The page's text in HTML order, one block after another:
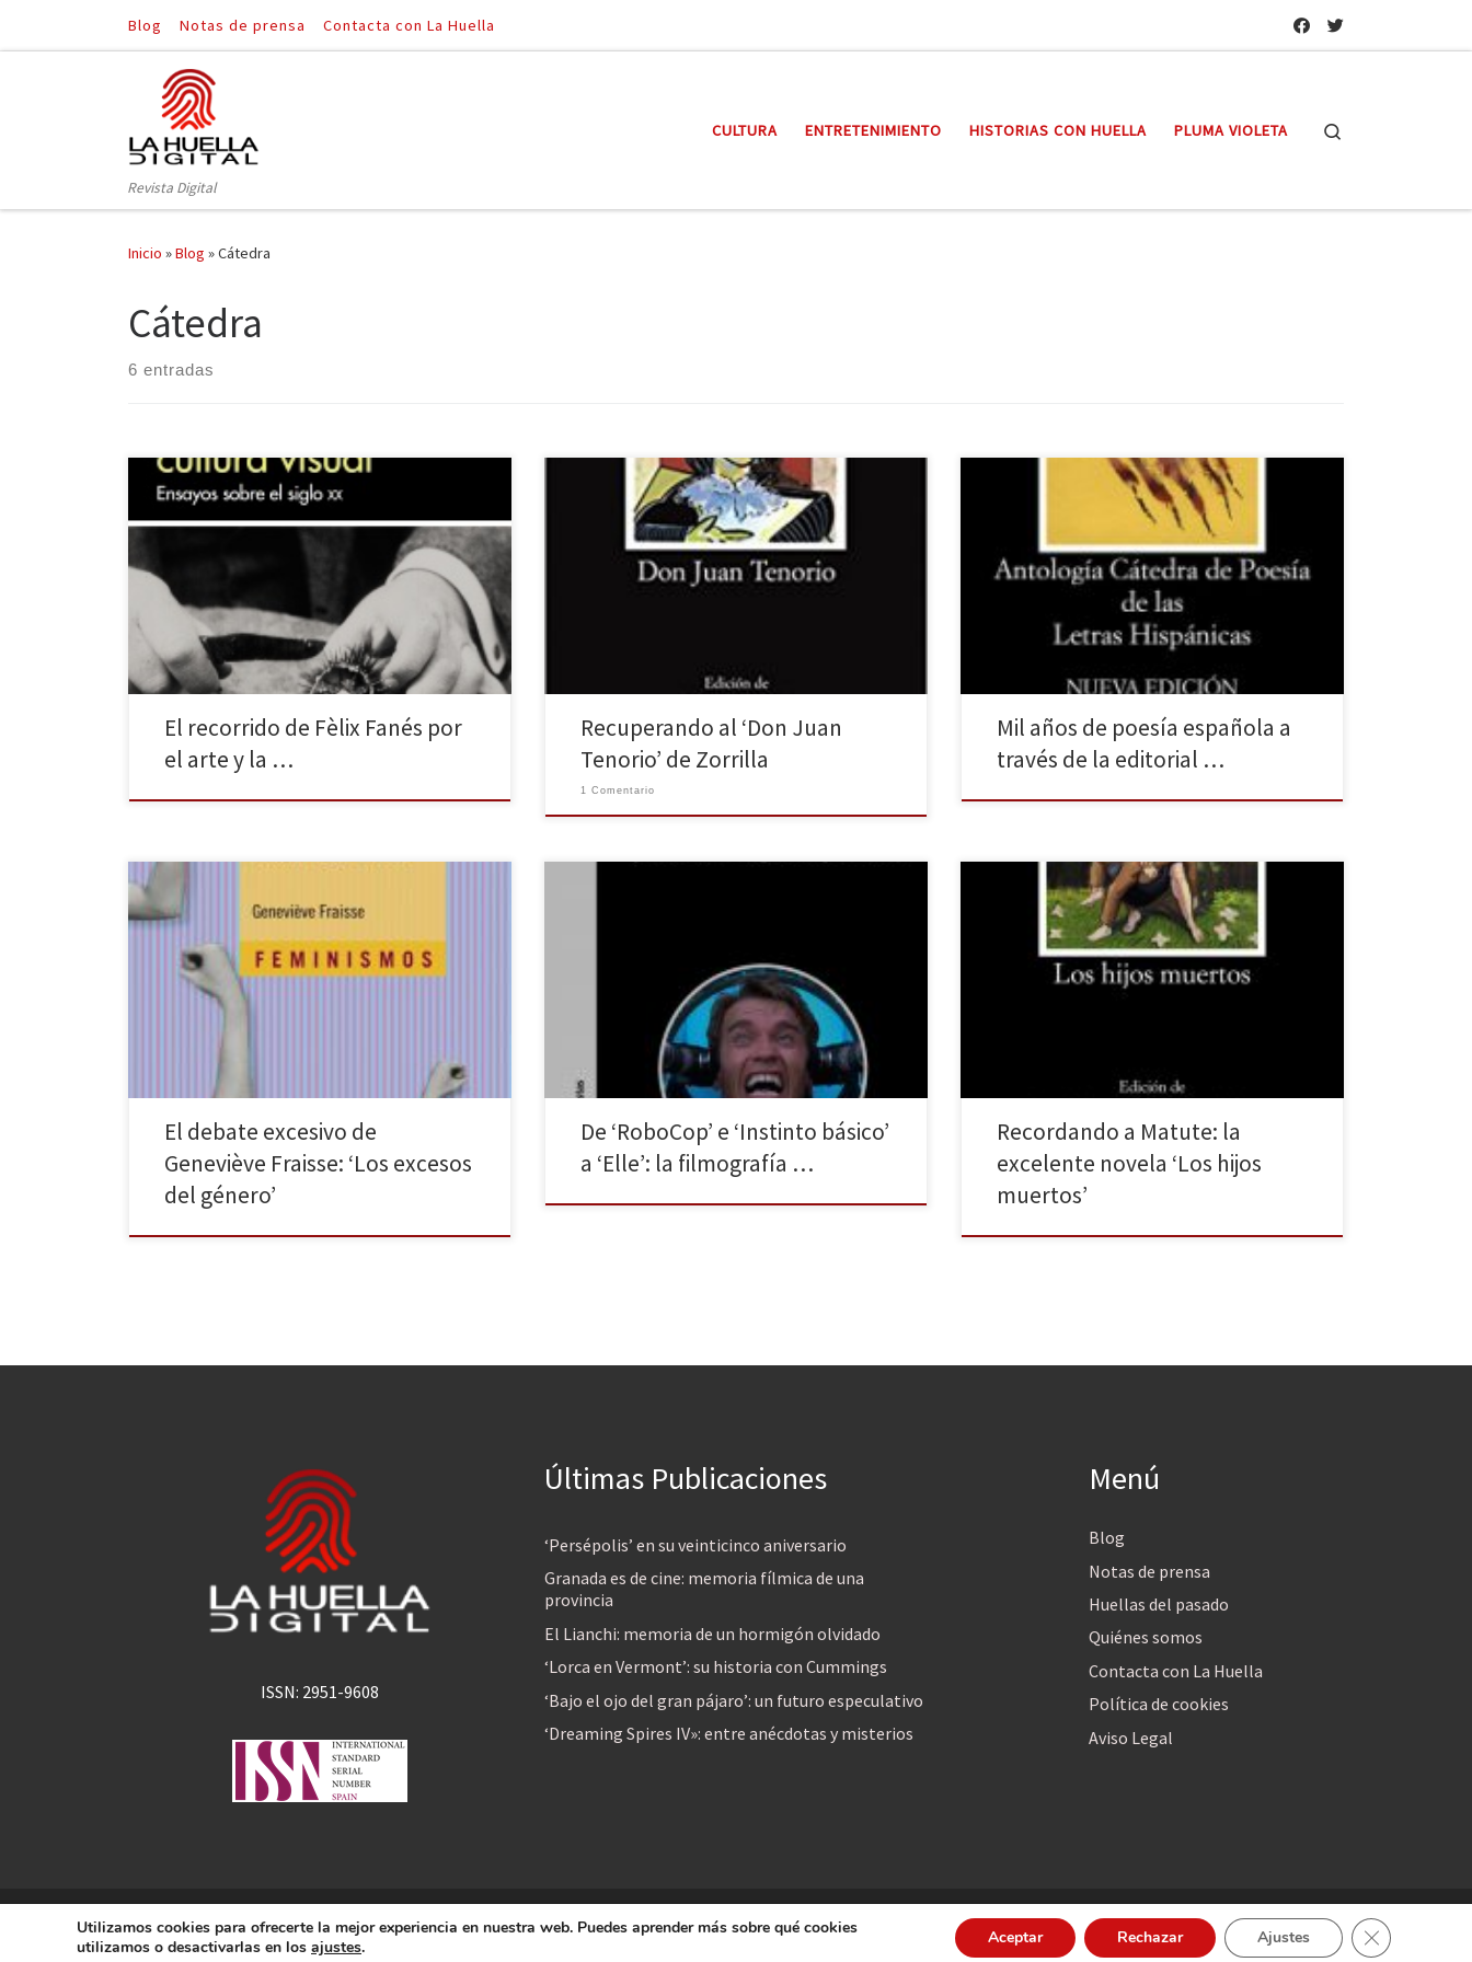
Saltar al contenido
Blog Notas de prensa Contacta con La Huella
Revista Digital
CULTURA ENTRETENIMIENTO HISTORIAS CON HUELLA PLUMA VIOLETA
Inicio »Blog »Cátedra
Cátedra
6 entradas
El siglo XXI se está convirtiendo en el momento
histórico de la cultura audiovisual por antonomasia. Se
nos bombardea constantemente con elementos
ópticos, convirtiéndonos en “adictos” a la imagen (ya
sea estática o en movimiento) y en fieles
consumidores de ella. No obstante, no se ha
inventado todo en los […]
El recorrido de Fèlix Fanés por
el arte y la …
En un ambiente de misterio lleno de elementos
fantasmagóricos y macabros, José Zorrilla, el famoso
escritor romántico, presenta la magnífica historia de
Don Juan Tenorio. Don Juan Tenorio es la mejor
creación teatral romántica del s. XIX, cuyo argumento
Recuperando al ‘Don Juan
Tenorio’ de Zorrilla
1 Comentario
En 1973 se publicó el primer título de la colección
«Letras Hispánicas» de la editorial Cátedra. Sus
característicos volúmenes negros, con los que han
estudiado ya varias generaciones, están presentes en
todas las bibliotecas escolares y universitarias. La gran
cantidad de títulos publicados, casi ochocientos, ha
conformado, como dice la […]
Mil años de poesía española a
través de la editorial …
Cátedra edita Los excesos del género. Concepto,
imagen, desnudez, la tercera obra de Geneviève
Fraisse en la colección Feminismos, donde ya se
habían publicado dos títulos de la autora: Los Dos
gobiernos: la familia y la ciudad y Musa de la razón.
Tras décadas trabajando en el campo de los […]
El debate excesivo de
Geneviève Fraisse: ‘Los excesos
del género’
como protagonista. Se trata de un thriller psicológico
que es, hasta el momento, la última película de un
director con una larga trayectoria desde que, hace 45
años, rodara Delicias holandesas (1971). Éxitos […]
De ‘RoboCop’ e ‘Instinto básico’
a ‘Elle’: la filmografía …
Ana María Matute trama en Los hijos muertos,
publicada en Cátedra, la que probablemente sea su
obra más compleja y monumental. A través de sus dos
protagonistas, Daniel Corvo y Miguel Fernández, y de
Recordando a Matute: la
excelente novela ‘Los hijos
muertos’
ISSN: 2951-9608
Últimas Publicaciones
‘Persépolis’ en su veinticinco aniversario
Granada es de cine: memoria fílmica de una
provincia
El Lianchi: memoria de un hormigón olvidado
‘Lorca en Vermont’: su historia con Cummings
‘Bajo el ojo del gran pájaro’: un futuro especulativo
‘Dreaming Spires IV»: entre anécdotas y misterios
Menú
Blog
Notas de prensa
Huellas del pasado
Quiénes somos
Contacta con La Huella
Política de cookies
Aviso Legal
© 2026La Huella Digital– Todos los derechos reservados
Utilizamos cookies para ofrecerte la mejor experiencia en nuestra web. Puedes aprender más sobre qué cookies
utilizamos o desactivarlas en los ajustes. Aceptar Rechazar Ajustes Cerrar el